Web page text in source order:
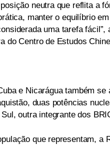
neutra que reflita a
manter o equilíbrio
uma tarefa
do Centro de Estudos
e Nicarágua também se
duas potências
outra integrante dos
que representam, a